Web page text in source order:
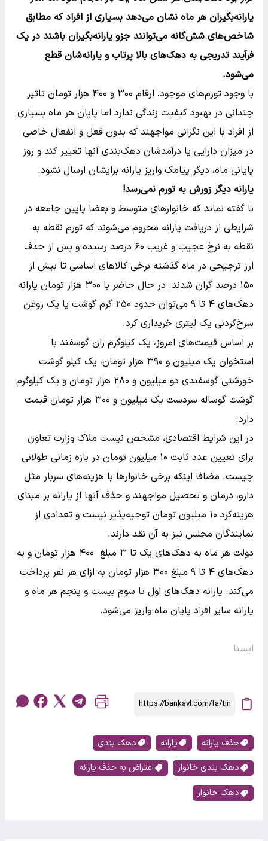
یارانه‌بگیران هر ماه نشان می‌دهد بسیاری از افراد که مطابق
شاخص‌های شش‌گانه می‌توانند جزو یارانه‌بگیران باشند در یک
فرآیند تدریجی به دهک‌های بالا پرتاب و یارانه‌شان قطع
می‌شود.
با وجود تورم‌های موجود، ارقام ۳۰۰ و ۴۰۰ هزار تومان تاثیر
چندانی در بهبود کیفیت زندگی ندارد اما پایان هر ماه بسیاری
از افراد با این نگرانی مواجهند که بدون فعل و انفعال خاصی
در میزان دارایی یا درآمدشان دهک‌بندی آنها تغییر کند و روز
پایانی ماه، دیگر پیامک واریز یارانه برایشان ارسال نشود.
یارانه دیگر زورش به تورم نمی‌رسد!
نا گفته نماند که خانوارهای متوسط و بعضا پایین جامعه در
شرایطی از دریافت یارانه محروم می‌شوند که تورم نقطه به
نقطه به نرخ عجیب و غریب ۶۰ درصد رسیده و پس از حذف
ارز ترجیحی در ماه گذشته برخی کالاهای اساسی تا بیش از
۱۵۰ درصد گران شدند. در حال حاضر با ۳۰۰ هزار تومان یارانه
دهک‌های ۴ تا ۹ می‌توان حدود ۲۵۰ گرم گوشت یا یک روغن
سرخ‌کردنی یک لیتری خریداری کرد.
بر اساس قیمت‌های امروز، یک کیلوگرم ران گوسفند با
استخوان یک میلیون و ۳۹۰ هزار تومان، یک کیلو گوشت
خورشتی گوسفندی دو میلیون و ۲۸۰ هزار تومان و یک کیلوگرم
گوشت گوساله سردست یک میلیون و ۳۰۰ هزار تومان قیمت
دارد.
در این شرایط اقتصادی، مشخص نیست ملاک وزارت تعاون
برای تعیین عدد ثابت ۱۰ میلیون تومان در بازه زمانی طولانی
چیست. مضافا اینکه برخی خانوارها با هزینه‌های سربار مثل
دارو، درمان و تحصیل مواجهند و حذف آنها از یارانه بر مبنای
هزینه‌کرد ۱۰ میلیون تومان توجیه‌پذیر نیست و تعدادی از
نمایندگان مجلس نیز به آن نقد دارند.
دولت هر ماه به دهک‌های یک تا ۳ مبلغ ۴۰۰ هزار تومان و به
دهک‌های ۴ تا ۹ مبلغ ۳۰۰ هزار تومان به ازای هر نفر پرداخت
می‌کند. یارانه دهک‌های اول تا سوم بیست و پنجم هر ماه و
یارانه سایر افراد پایان ماه واریز می‌شود.
ایسنا
حذف یارانه یارانه
دهک بندی
دهک بندی خانوار
اعتراض به حذف یارانه
دهک خانوار